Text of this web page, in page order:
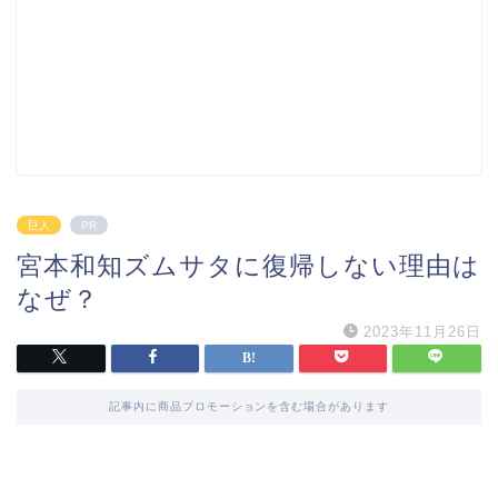
巨人 PR
宮本和知ズムサタに復帰しない理由は
なぜ？
2023年11月26日
記事内に商品プロモーションを含む場合があります